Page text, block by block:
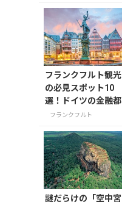
フランクフルト観光
の必見スポット10
選！ドイツの金融都
市で歴史感じる街歩
フランクフルト
謎だらけの「空中宮